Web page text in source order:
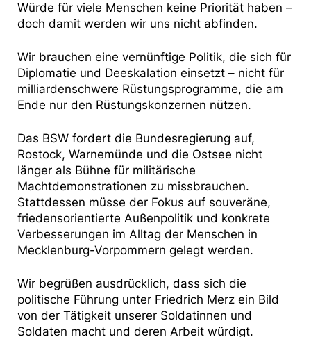
Würde für viele Menschen keine Priorität haben –
doch damit werden wir uns nicht abfinden.
Wir brauchen eine vernünftige Politik, die sich für
Diplomatie und Deeskalation einsetzt – nicht für
milliardenschwere Rüstungsprogramme, die am
Ende nur den Rüstungskonzernen nützen.
Das BSW fordert die Bundesregierung auf,
Rostock, Warnemünde und die Ostsee nicht
länger als Bühne für militärische
Machtdemonstrationen zu missbrauchen.
Stattdessen müsse der Fokus auf souveräne,
friedensorientierte Außenpolitik und konkrete
Verbesserungen im Alltag der Menschen in
Mecklenburg-Vorpommern gelegt werden.
Wir begrüßen ausdrücklich, dass sich die
politische Führung unter Friedrich Merz ein Bild
von der Tätigkeit unserer Soldatinnen und
Soldaten macht und deren Arbeit würdigt.